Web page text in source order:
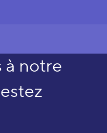
à notre